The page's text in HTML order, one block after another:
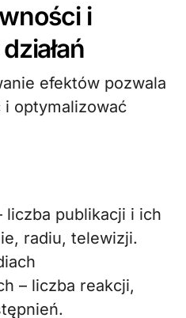
i
efektów pozwala
i optymalizować
liczba publikacji i ich
radiu, telewizji.
– liczba reakcji,